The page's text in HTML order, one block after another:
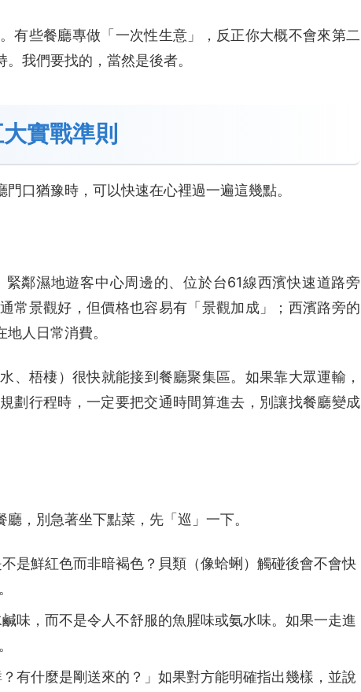
有些餐廳專做「一次性生意」，反正你大概不會來第二
我們要找的，當然是後者。
實戰準則
口猶豫時，可以快速在心裡過一遍這幾點。
鄰濕地遊客中心周邊的、位於台61線西濱快速道路旁
常景觀好，但價格也容易有「景觀加成」；西濱路旁的
人日常消費。
、梧棲）很快就能接到餐廳聚集區。如果靠大眾運輸，
劃行程時，一定要把交通時間算進去，別讓找餐廳變成
，別急著坐下點菜，先「巡」一下。
是鮮紅色而非暗褐色？貝類（像蛤蜊）觸碰後會不會快
味，而不是令人不舒服的魚腥味或氨水味。如果一走進
有什麼是剛送來的？」如果對方能明確指出幾樣，並說